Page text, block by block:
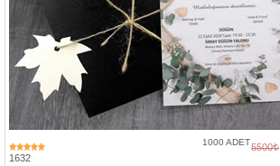
Numune
Talebi
(ücretsiz)
Gerçek
Müşteri
Yorumları
1632
5500
1000 ADET